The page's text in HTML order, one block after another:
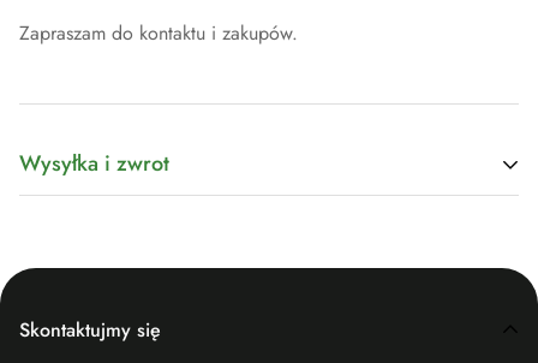
Zapraszam do kontaktu i zakupów.
Wysyłka i zwrot
zadowolony z zakupu. Przedmioty można zwrócić lub
Skontaktujmy się